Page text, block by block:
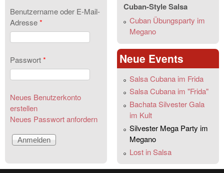
Benutzername oder E-Mail-
Adresse*
Passwort*
Neues Benutzerkonto
erstellen
Neues Passwort anfordern
Cuban-Style Salsa
Cuban Übungsparty im
Megano
Neue Events
Salsa Cubana im Frida
Salsa Cubana im "Frida"
Bachata Silvester Gala
im Kult
Silvester Mega Party im
Megano
Lost in Salsa